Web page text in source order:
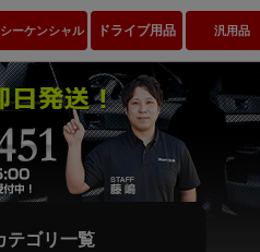
シーケンシャル ドライブ用品 汎用品